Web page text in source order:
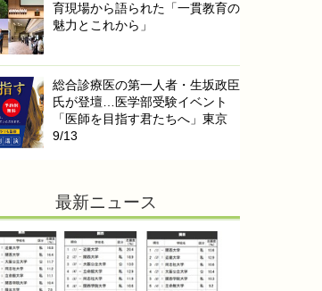
育現場から語られた「一貫教育の
魅力とこれから」
総合診療医の第一人者・生坂政臣
氏が登壇…医学部受験イベント
「医師を目指す君たちへ」東京
9/13
最新ニュース